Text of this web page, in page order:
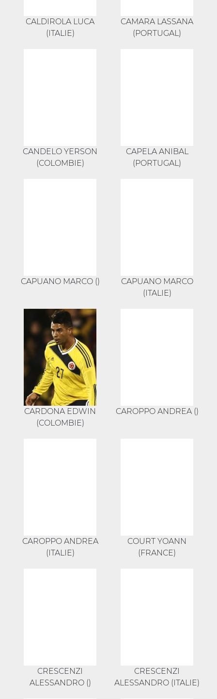
CALDIROLA LUCA
(ITALIE)
CAMARA LASSANA
(PORTUGAL)
CANDELO YERSON
(COLOMBIE)
CAPELA ANIBAL
(PORTUGAL)
CAPUANO MARCO ()
CAPUANO MARCO
(ITALIE)
CARDONA EDWIN
(COLOMBIE)
CAROPPO ANDREA ()
CAROPPO ANDREA
(ITALIE)
COURT YOANN
(FRANCE)
CRESCENZI
ALESSANDRO ()
CRESCENZI
ALESSANDRO (ITALIE)